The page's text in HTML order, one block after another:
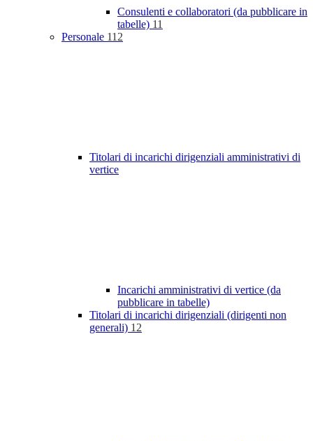
Consulenti e collaboratori (da pubblicare in
tabelle) 11
Personale 112
Titolari di incarichi dirigenziali amministrativi di
vertice
Incarichi amministrativi di vertice (da
pubblicare in tabelle)
Titolari di incarichi dirigenziali (dirigenti non
generali) 12